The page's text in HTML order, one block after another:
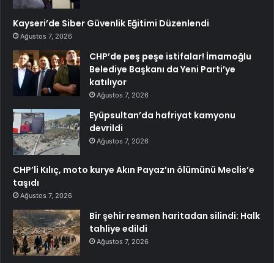
Kayseri’de Siber Güvenlik Eğitimi Düzenlendi
Ağustos 7, 2026
CHP’de peş peşe istifalar! İmamoğlu
Belediye Başkanı da Yeni Parti’ye
katılıyor
Ağustos 7, 2026
Eyüpsultan’da hafriyat kamyonu
devrildi
Ağustos 7, 2026
CHP’li Kılıç, moto kurye Akın Payaz’ın ölümünü Meclis’e
taşıdı
Ağustos 7, 2026
Bir şehir resmen haritadan silindi: Halk
tahliye edildi
Ağustos 7, 2026